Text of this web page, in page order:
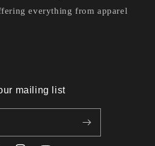
everything from apparel
mailing list